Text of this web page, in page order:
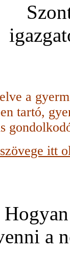
a
tartó,
itt
a